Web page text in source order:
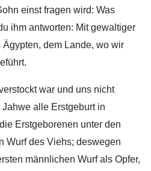
einst fragen wird: Was
ihm antworten: Mit gewaltiger
dem Lande, wo wir
war und uns nicht
alle Erstgeburt in
Erstgeborenen unter den
Wurf des Viehs; deswegen
männlichen Wurf als Opfer,